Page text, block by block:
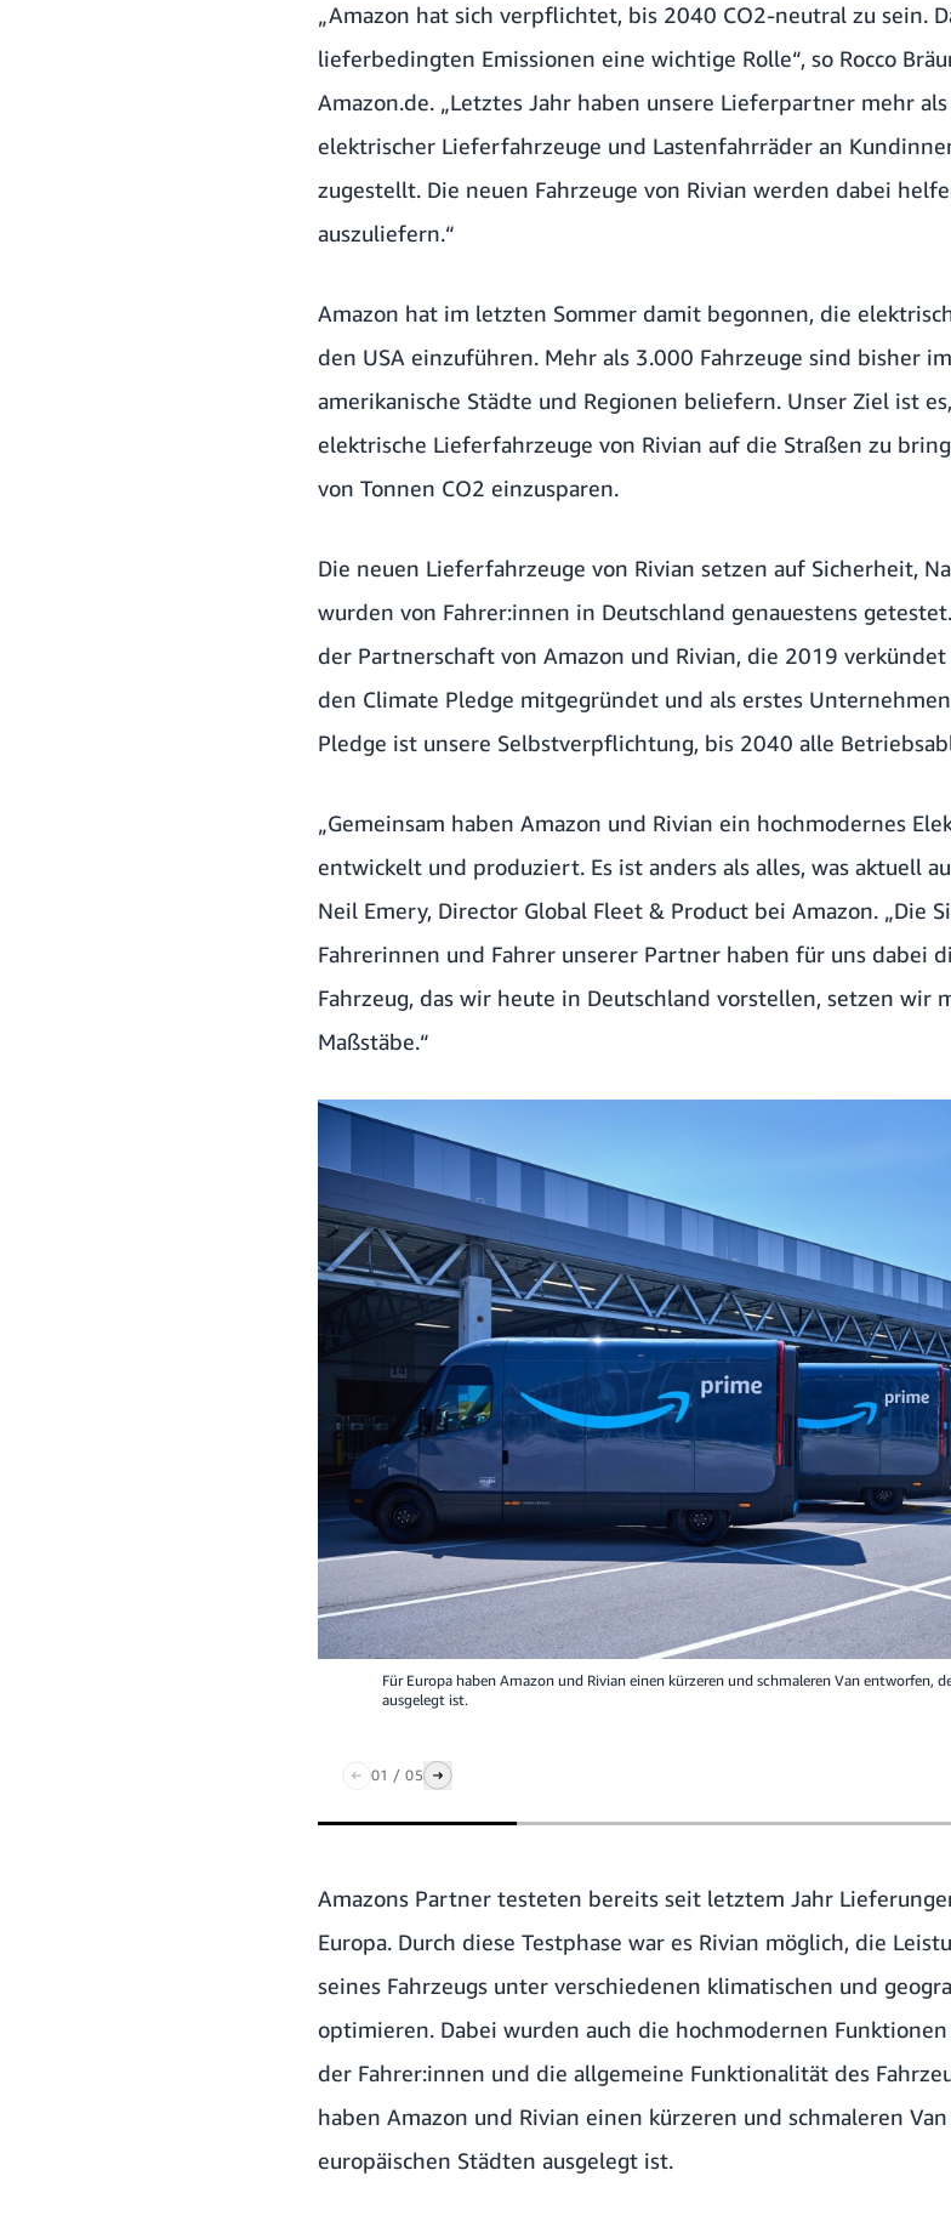
„Amazon hat sich verpflichtet, bis 2040 CO2-neutral zu sein.
lieferbedingten Emissionen eine wichtige Rolle“, so Rocco
Amazon.de. „Letztes Jahr haben unsere Lieferpartner mehr
elektrischer Lieferfahrzeuge und Lastenfahrräder an
zugestellt. Die neuen Fahrzeuge von Rivian werden dabei
auszuliefern.“
Amazon hat im letzten Sommer damit begonnen, die
den USA einzuführen. Mehr als 3.000 Fahrzeuge sind bisher
amerikanische Städte und Regionen beliefern. Unser Ziel ist
elektrische Lieferfahrzeuge von Rivian auf die Straßen zu
von Tonnen CO2 einzusparen.
Die neuen Lieferfahrzeuge von Rivian setzen auf Sicherheit,
wurden von Fahrer:innen in Deutschland genauestens
der Partnerschaft von Amazon und Rivian, die 2019
den Climate Pledge mitgegründet und als erstes
Pledge ist unsere Selbstverpflichtung, bis 2040 alle
„Gemeinsam haben Amazon und Rivian ein hochmodernes
entwickelt und produziert. Es ist anders als alles, was aktuell
Neil Emery, Director Global Fleet & Product bei Amazon. „Die
Fahrerinnen und Fahrer unserer Partner haben für uns dabei
Fahrzeug, das wir heute in Deutschland vorstellen, setzen wir
Maßstäbe.“
Für Europa haben Amazon und Rivian einen kürzeren und schmaleren Van entworfen,
ausgelegt ist.
01 / 05
Amazons Partner testeten bereits seit letztem Jahr
Europa. Durch diese Testphase war es Rivian möglich, die
seines Fahrzeugs unter verschiedenen klimatischen und
optimieren. Dabei wurden auch die hochmodernen
der Fahrer:innen und die allgemeine Funktionalität des
haben Amazon und Rivian einen kürzeren und schmaleren
europäischen Städten ausgelegt ist.